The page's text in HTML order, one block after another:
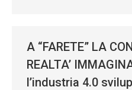
A “FARETE” LA
REALTA’
l’industria 4.0